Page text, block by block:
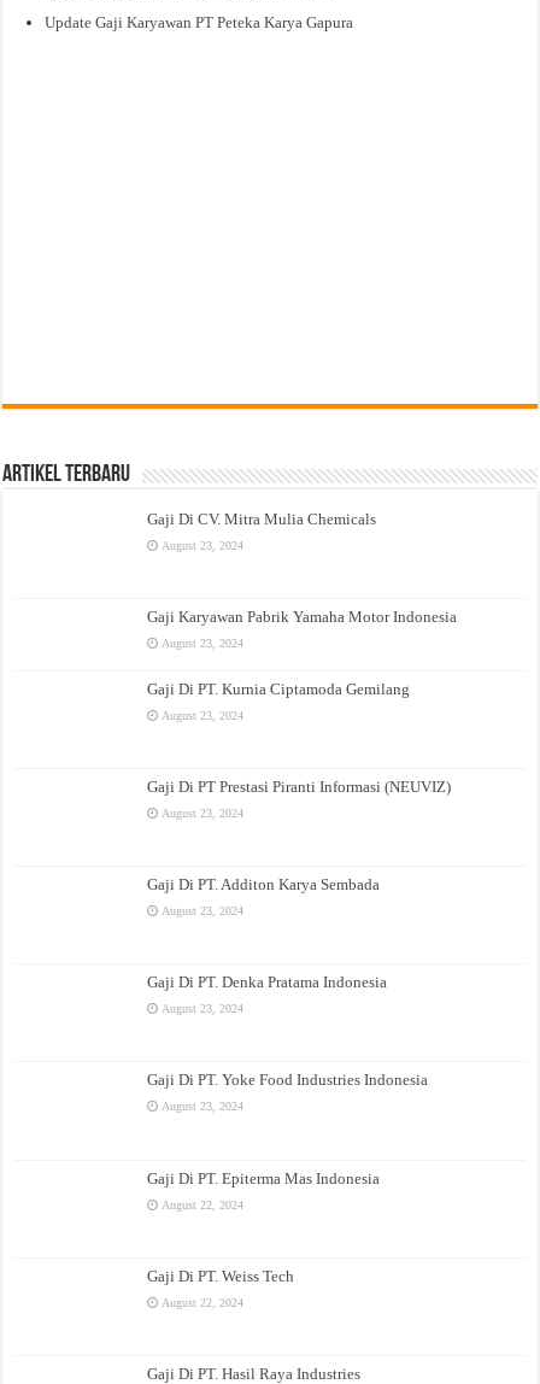
Update Gaji Karyawan PT Peteka Karya Gapura
Artikel Terbaru
Gaji Di CV. Mitra Mulia Chemicals
August 23, 2024
Gaji Karyawan Pabrik Yamaha Motor Indonesia
August 23, 2024
Gaji Di PT. Kurnia Ciptamoda Gemilang
August 23, 2024
Gaji Di PT Prestasi Piranti Informasi (NEUVIZ)
August 23, 2024
Gaji Di PT. Additon Karya Sembada
August 23, 2024
Gaji Di PT. Denka Pratama Indonesia
August 23, 2024
Gaji Di PT. Yoke Food Industries Indonesia
August 23, 2024
Gaji Di PT. Epiterma Mas Indonesia
August 22, 2024
Gaji Di PT. Weiss Tech
August 22, 2024
Gaji Di PT. Hasil Raya Industries